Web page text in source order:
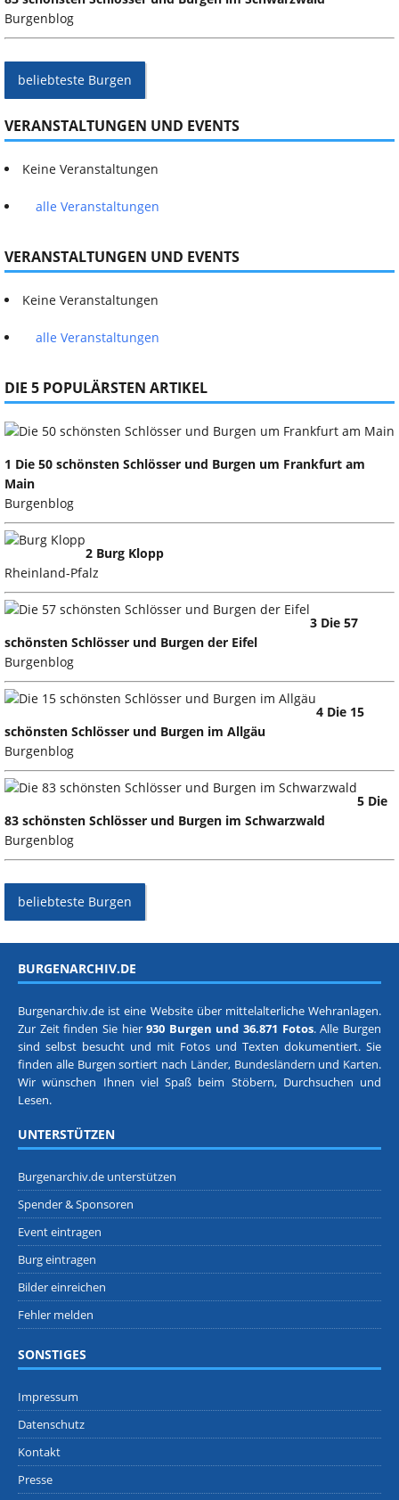
Burgenblog
beliebteste Burgen
VERANSTALTUNGEN UND EVENTS
Keine Veranstaltungen
alle Veranstaltungen
VERANSTALTUNGEN UND EVENTS
Keine Veranstaltungen
alle Veranstaltungen
DIE 5 POPULÄRSTEN ARTIKEL
1 Die 50 schönsten Schlösser und Burgen um Frankfurt am
Main
Burgenblog
2 Burg Klopp
Rheinland-Pfalz
3 Die 57
schönsten Schlösser und Burgen der Eifel
Burgenblog
4 Die 15
schönsten Schlösser und Burgen im Allgäu
Burgenblog
5 Die
83 schönsten Schlösser und Burgen im Schwarzwald
Burgenblog
beliebteste Burgen
BURGENARCHIV.DE
Burgenarchiv.de ist eine Website über mittelalterliche Wehranlagen.
Zur Zeit finden Sie hier930 Burgen und 36.871 Fotos. Alle Burgen
sind selbst besucht und mit Fotos und Texten dokumentiert. Sie
finden alle Burgen sortiert nach Länder, Bundesländern und Karten.
Wir wünschen Ihnen viel Spaß beim Stöbern, Durchsuchen und
Lesen.
UNTERSTÜTZEN
Burgenarchiv.de unterstützen
Spender & Sponsoren
Event eintragen
Burg eintragen
Bilder einreichen
Fehler melden
SONSTIGES
Impressum
Datenschutz
Kontakt
Presse